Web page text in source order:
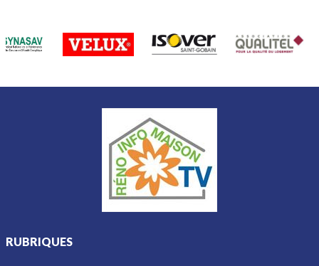
RUBRIQUES